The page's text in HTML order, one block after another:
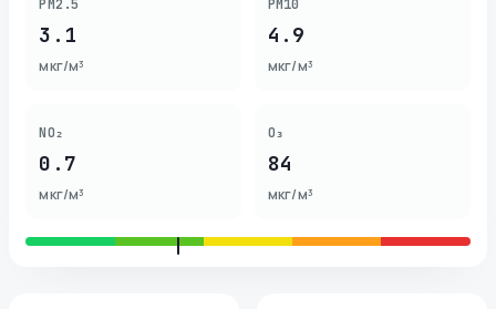
PM2.5
3.1
мкг/м³
PM10
4.9
мкг/м³
NO₂
0.7
мкг/м³
O₃
84
мкг/м³